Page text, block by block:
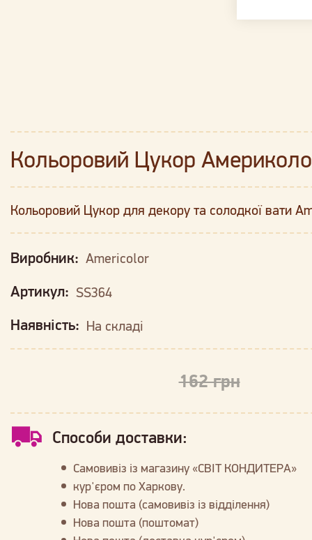
Кольоровий Цукор
Кольоровий Цукор для декору та солодкої вати
Виробник: Americolor
Артикул: SS364
Наявність: На складі
162 грн
Способи доставки:
Самовивіз із магазину «СВІТ КОНДИТЕРА»
кур'єром по Харкову.
Нова пошта (самовивіз із відділення)
Нова пошта (поштомат)